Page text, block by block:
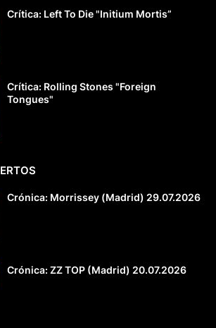
Crítica: Left To Die "Initium Mortis”
Crítica: Rolling Stones "Foreign
Tongues"
Crónica: Morrissey (Madrid) 29.07.2026
Crónica: ZZ TOP (Madrid) 20.07.2026